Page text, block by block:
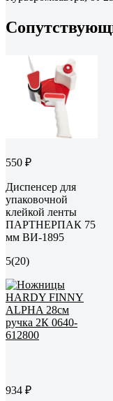
550 ₽
Диспенсер для
упаковочной
клейкой ленты
ПАРТНЕРПАК 75
мм ВИ-1895
5(20)
934 ₽